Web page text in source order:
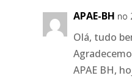
APAE-BH no
Olá, tudo
APAE BH,